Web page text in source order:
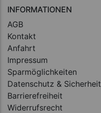
INFORMATIONEN
AGB
Kontakt
Anfahrt
Impressum
Sparmöglichkeiten
Datenschutz & Sicherheit
Barrierefreiheit
Widerrufsrecht